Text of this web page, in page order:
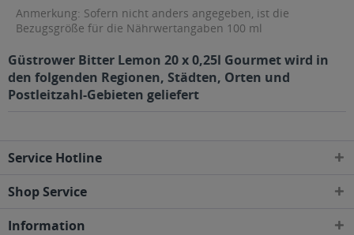
Anmerkung: Sofern nicht anders angegeben, ist die
Bezugsgröße für die Nährwertangaben 100 ml
Güstrower Bitter Lemon 20 x 0,25l Gourmet wird in
den folgenden Regionen, Städten, Orten und
Postleitzahl-Gebieten geliefert
Service Hotline
Shop Service
Information